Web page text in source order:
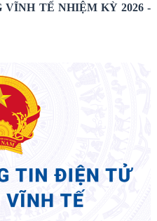
VĨNH TẾ NHIỆM KỲ 2026 -